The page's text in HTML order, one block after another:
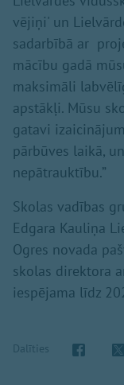
vējiņi' un
sadarbībā ar
mācību gadā
maksimāli
apstākļi. Mūsu
gatavi
pārbūves laikā,
nepātrauktību.”
Skolas vadības
Edgara Kauliņa
Ogres novada
skolas direktora
iespējama līdz
Dalīties